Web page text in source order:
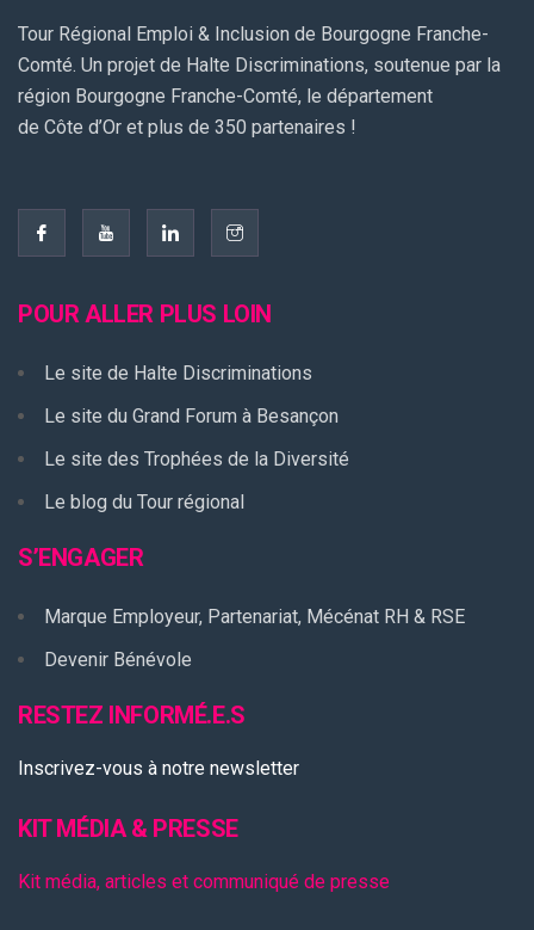
Tour Régional Emploi & Inclusion de Bourgogne Franche-
Comté. Un projet de Halte Discriminations, soutenue par la
région Bourgogne Franche-Comté, le département
de Côte d’Or et plus de 350 partenaires !
POUR ALLER PLUS LOIN
Le site de Halte Discriminations
Le site du Grand Forum à Besançon
Le site des Trophées de la Diversité
Le blog du Tour régional
S’ENGAGER
Marque Employeur, Partenariat, Mécénat RH & RSE
Devenir Bénévole
RESTEZ INFORMÉ.E.S
Inscrivez-vous à notre newsletter
KIT MÉDIA & PRESSE
Kit média, articles et communiqué de presse